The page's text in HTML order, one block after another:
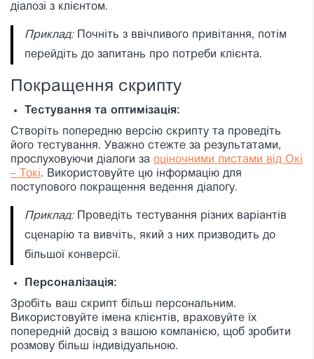
діалозі з клієнтом.
Приклад:Почніть з ввічливого привітання, потім
перейдіть до запитань про потреби клієнта.
Покращення скрипту
Тестування та оптимізація:
Створіть попередню версію скрипту та проведіть
його тестування. Уважно стежте за результатами,
прослуховуючи діалоги за оціночними листами від Окі
– Токі. Використовуйте цю інформацію для
поступового покращення ведення діалогу.
Приклад:Проведіть тестування різних варіантів
сценарію та вивчіть, який з них призводить до
більшої конверсії.
Персоналізація:
Зробіть ваш скрипт більш персональним.
Використовуйте імена клієнтів, враховуйте їх
попередній досвід з вашою компанією, щоб зробити
розмову більш індивідуальною.